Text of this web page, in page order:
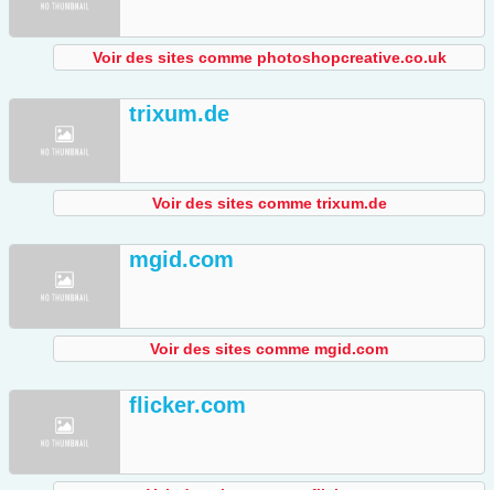
Voir des sites comme photoshopcreative.co.uk
trixum.de
Voir des sites comme trixum.de
mgid.com
Voir des sites comme mgid.com
flicker.com